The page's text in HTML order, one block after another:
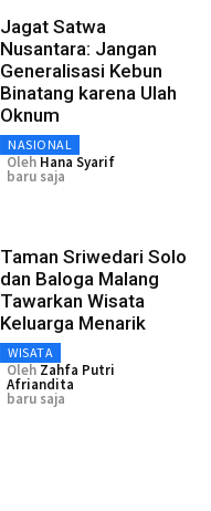
Jagat Satwa
Nusantara: Jangan
Generalisasi Kebun
Binatang karena Ulah
Oknum
NASIONAL
Oleh Hana Syarif
baru saja
Taman Sriwedari Solo
dan Baloga Malang
Tawarkan Wisata
Keluarga Menarik
WISATA
Oleh Zahfa Putri
Afriandita
baru saja